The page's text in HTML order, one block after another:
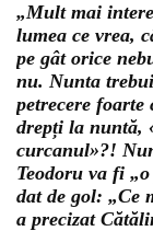
„Mult mai
lumea ce vrea,
pe gât orice
nu. Nunta
petrecere foarte
drepți la nuntă,
curcanul»?!
Teodoru va fi
dat de gol: „Ce
a precizat